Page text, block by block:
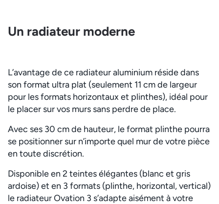
Un radiateur moderne
L’avantage de ce radiateur aluminium réside dans
son format ultra plat (seulement 11 cm de largeur
pour les formats horizontaux et plinthes), idéal pour
le placer sur vos murs sans perdre de place.
Avec ses 30 cm de hauteur, le format plinthe pourra
se positionner sur n’importe quel mur de votre pièce
en toute discrétion.
Disponible en 2 teintes élégantes (blanc et gris
ardoise) et en 3 formats (plinthe, horizontal, vertical)
le radiateur Ovation 3 s’adapte aisément à votre